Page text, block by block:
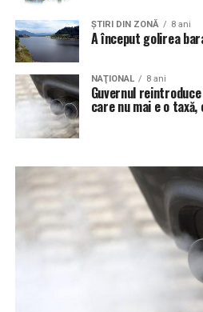
ŞTIRI DIN ZONĂ 8 ani
A început golirea
NAŢIONAL 8 ani
Guvernul
care nu mai e o